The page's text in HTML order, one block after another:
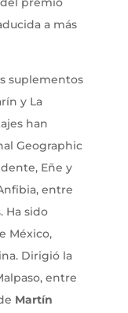
a más
suplementos
y La
han
Geographic
Eñe y
entre
Ha sido
México,
Dirigió la
entre
Martín